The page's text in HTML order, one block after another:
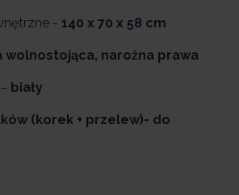
- 140 x 70 x 58 cm
wolnostojąca, narożna prawa
biały
(korek + przelew)- do